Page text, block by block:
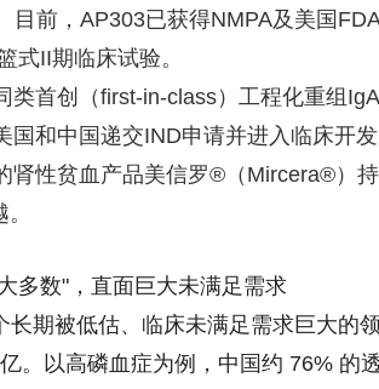
目前，AP303已获得NMPA及美国
式II期临床试验。
类首创（first-in-class）工程化重组
国和中国递交IND申请并进入临床开
肾性贫血产品美信罗®（Mircera®）
多数"，直面巨大未满足需求
长期被低估、临床未满足需求巨大的
。以高磷血症为例，中国约 76% 的